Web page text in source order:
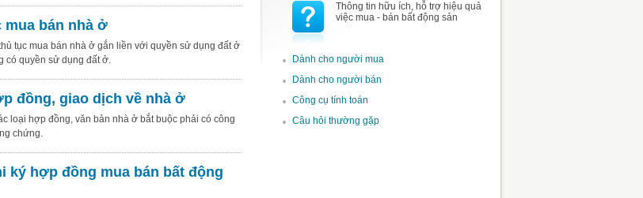
bán nhà ở
tục mua bán nhà ở gắn liền với quyền sử dụng đất ở
có quyền sử dụng đất ở.
đồng, giao dịch về nhà ở
loại hợp đồng, văn bản nhà ở bắt buộc phải có công
chứng.
ký hợp đồng mua bán bất động
Thông tin hữu ích, hỗ trợ hiệu quả
việc mua - bán bất động sản
Dành cho người mua
Dành cho người bán
Công cụ tính toán
Câu hỏi thường gặp